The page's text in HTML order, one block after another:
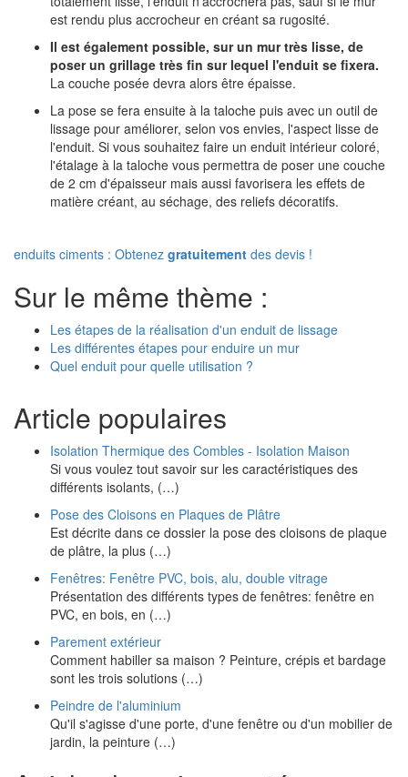
est rendu plus accrocheur en créant sa rugosité.
Il est également possible, sur un mur très lisse, de
poser un grillage très fin sur lequel l'enduit se fixera.
La couche posée devra alors être épaisse.
La pose se fera ensuite à la taloche puis avec un outil de
lissage pour améliorer, selon vos envies, l'aspect lisse de
l'enduit. Si vous souhaitez faire un enduit intérieur coloré,
l'étalage à la taloche vous permettra de poser une couche
de 2 cm d'épaisseur mais aussi favorisera les effets de
matière créant, au séchage, des reliefs décoratifs.
enduits ciments : Obtenez gratuitement des devis !
Sur le même thème :
Les étapes de la réalisation d'un enduit de lissage
Les différentes étapes pour enduire un mur
Quel enduit pour quelle utilisation ?
Article populaires
Isolation Thermique des Combles - Isolation Maison
Si vous voulez tout savoir sur les caractéristiques des
différents isolants, (…)
Pose des Cloisons en Plaques de Plâtre
Est décrite dans ce dossier la pose des cloisons de plaque
de plâtre, la plus (…)
Fenêtres: Fenêtre PVC, bois, alu, double vitrage
Présentation des différents types de fenêtres: fenêtre en
PVC, en bois, en (…)
Parement extérieur
Comment habiller sa maison ? Peinture, crépis et bardage
sont les trois solutions (…)
Peindre de l'aluminium
Qu'il s'agisse d'une porte, d'une fenêtre ou d'un mobilier de
jardin, la peinture (…)